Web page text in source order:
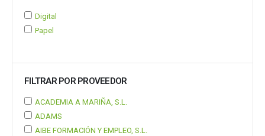
Digital
Papel
FILTRAR POR PROVEEDOR
ACADEMIA A MARIÑA, S.L.
ADAMS
AIBE FORMACIÓN Y EMPLEO, S.L.